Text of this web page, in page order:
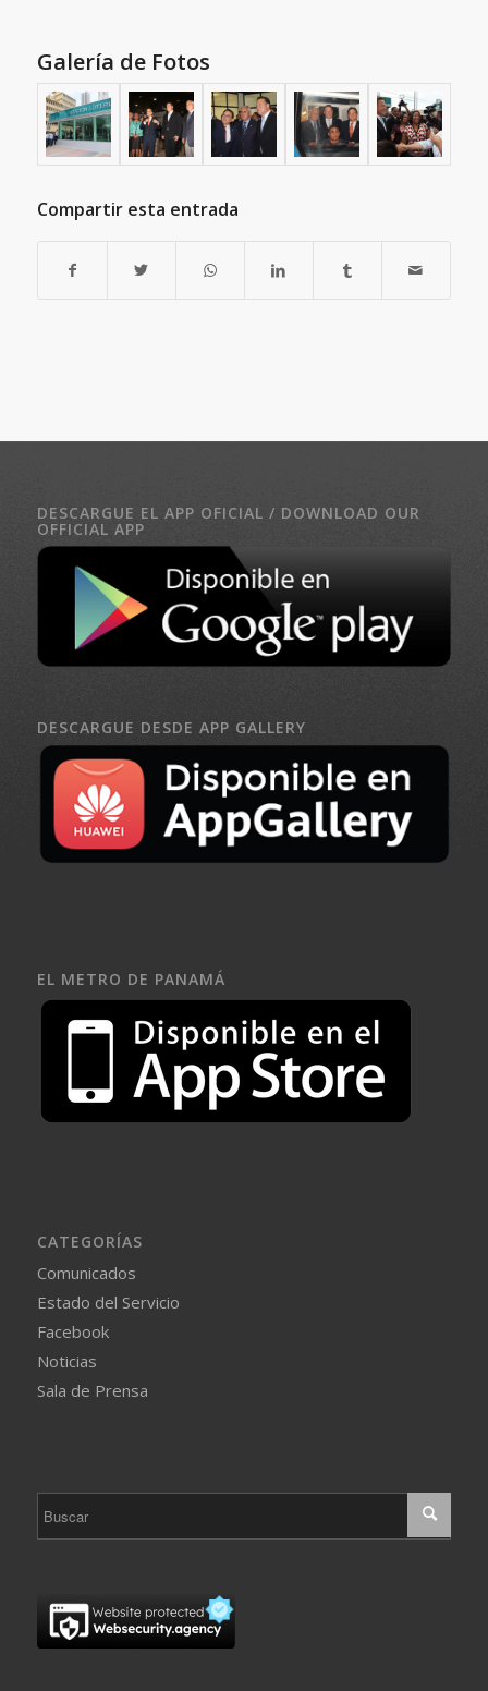
Galería de Fotos
Compartir esta entrada
DESCARGUE EL APP OFICIAL / DOWNLOAD OUR
OFFICIAL APP
DESCARGUE DESDE APP GALLERY
EL METRO DE PANAMÁ
CATEGORÍAS
Comunicados
Estado del Servicio
Facebook
Noticias
Sala de Prensa